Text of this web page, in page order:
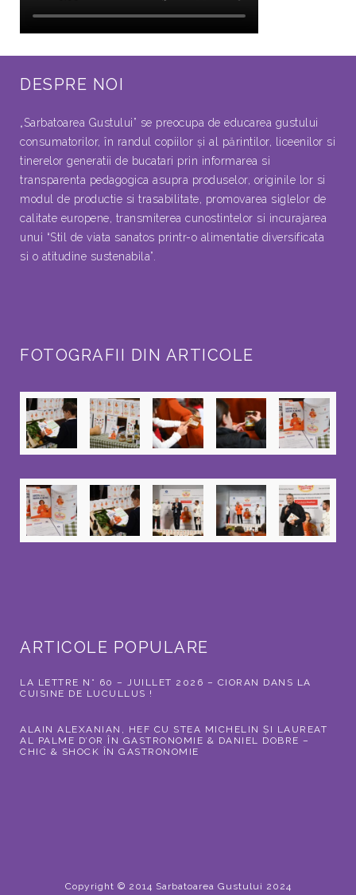
DESPRE NOI
„Sarbatoarea Gustului” se preocupa de educarea gustului
consumatorilor, în randul copiilor şi al părintilor, liceenilor si
tinerelor generatii de bucatari prin informarea si
transparenta pedagogica asupra produselor, originile lor si
modul de productie si trasabilitate, promovarea siglelor de
calitate europene, transmiterea cunostintelor si incurajarea
unui “Stil de viata sanatos printr-o alimentatie diversificata
si o atitudine sustenabila”.
FOTOGRAFII DIN ARTICOLE
ARTICOLE POPULARE
LA LETTRE N° 60 – JUILLET 2026 – CIORAN DANS LA
CUISINE DE LUCULLUS !
ALAIN ALEXANIAN, HEF CU STEA MICHELIN ȘI LAUREAT
AL PALME D’OR ÎN GASTRONOMIE & DANIEL DOBRE –
CHIC & SHOCK ÎN GASTRONOMIE
Copyright © 2014 Sarbatoarea Gustului 2024